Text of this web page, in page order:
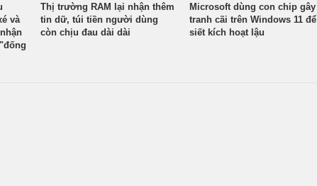
và
Thị trường RAM lại nhận thêm
tin dữ, túi tiền người dùng
còn chịu đau dài dài
Microsoft dùng con chip gây
tranh cãi trên Windows 11 để
siết kích hoạt lậu